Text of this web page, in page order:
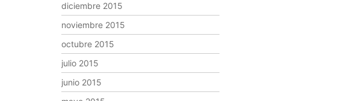
diciembre 2015
noviembre 2015
octubre 2015
julio 2015
junio 2015